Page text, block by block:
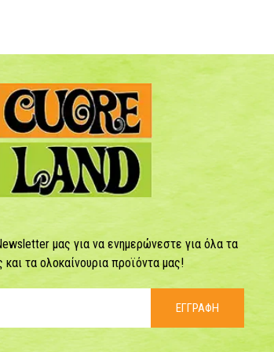
μας για να ενημερώνεστε για όλα τα
και τα ολοκαίνουρια προϊόντα μας!
ΕΓΓΡΑΦΗ